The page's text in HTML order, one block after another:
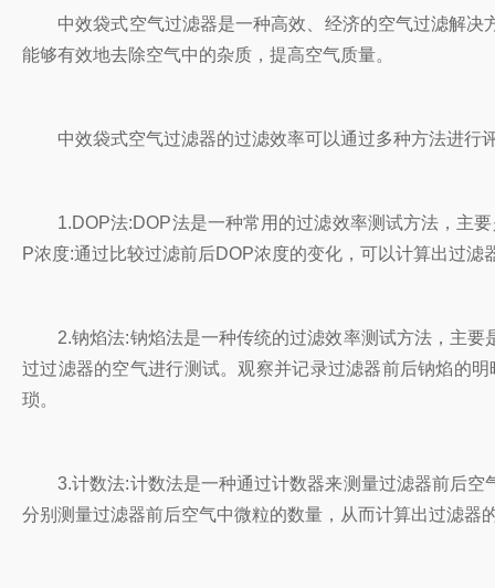
中效袋式空气过滤器是一种高效、经济的空气过滤解决
能够有效地去除空气中的杂质，提高空气质量。
中效袋式空气过滤器的过滤效率可以通过多种方法进行
1.DOP法:DOP法是一种常用的过滤效率测试方法，主要
P浓度:通过比较过滤前后DOP浓度的变化，可以计算出过
2.钠焰法:钠焰法是一种传统的过滤效率测试方法，主要
过过滤器的空气进行测试。观察并记录过滤器前后钠焰的
琐。
3.计数法:计数法是一种通过计数器来测量过滤器前后空
分别测量过滤器前后空气中微粒的数量，从而计算出过滤